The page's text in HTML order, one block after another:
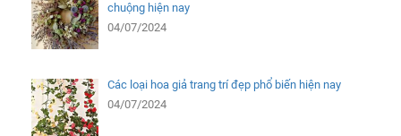
chuộng hiện nay
04/07/2024
Các loại hoa giả trang trí đẹp phổ biến hiện nay
04/07/2024